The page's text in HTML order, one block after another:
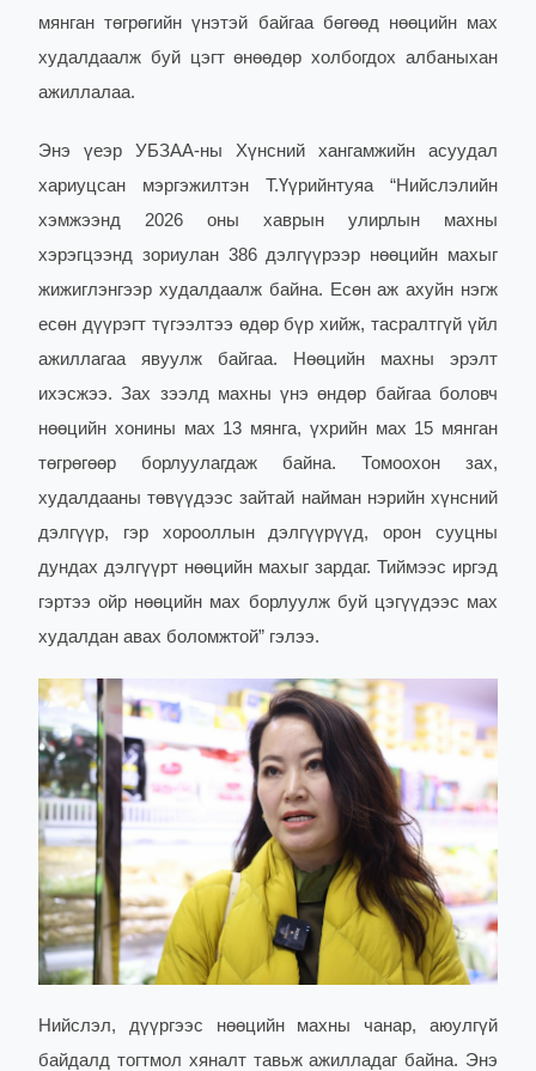
мянган төгрөгийн үнэтэй байгаа бөгөөд нөөцийн мах
худалдаалж буй цэгт өнөөдөр холбогдох албаныхан
ажиллалаа.
Энэ үеэр УБЗАА-ны Хүнсний хангамжийн асуудал
хариуцсан мэргэжилтэн Т.Үүрийнтуяа “Нийслэлийн
хэмжээнд 2026 оны хаврын улирлын махны
хэрэгцээнд зориулан 386 дэлгүүрээр нөөцийн махыг
жижиглэнгээр худалдаалж байна. Есөн аж ахуйн нэгж
есөн дүүрэгт түгээлтээ өдөр бүр хийж, тасралтгүй үйл
ажиллагаа явуулж байгаа. Нөөцийн махны эрэлт
ихэсжээ. Зах зээлд махны үнэ өндөр байгаа боловч
нөөцийн хонины мах 13 мянга, үхрийн мах 15 мянган
төгрөгөөр борлуулагдаж байна. Томоохон зах,
худалдааны төвүүдээс зайтай найман нэрийн хүнсний
дэлгүүр, гэр хорооллын дэлгүүрүүд, орон сууцны
дундах дэлгүүрт нөөцийн махыг зардаг. Тиймээс иргэд
гэртээ ойр нөөцийн мах борлуулж буй цэгүүдээс мах
худалдан авах боломжтой” гэлээ.
Нийслэл, дүүргээс нөөцийн махны чанар, аюулгүй
байдалд тогтмол хяналт тавьж ажилладаг байна. Энэ